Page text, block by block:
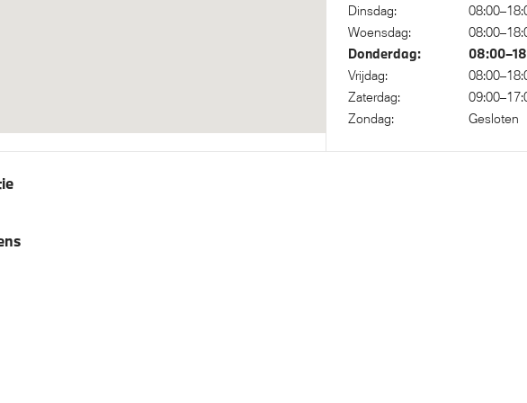
Alarmsignaal (Intern)
stuurschakeling
Dinsdag:
Woensdag:
Donderdag:
Vrijdag:
Zaterdag:
Zondag:
Gesloten